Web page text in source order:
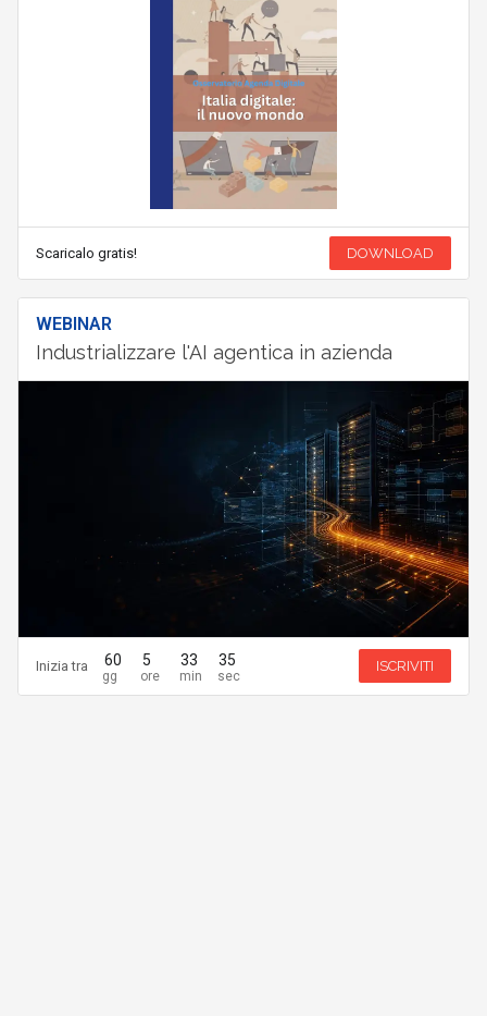
Scaricalo gratis! DOWNLOAD
WEBINAR
Industrializzare l'AI agentica in azienda
Inizia tra 60 5 33 34 ISCRIVITI